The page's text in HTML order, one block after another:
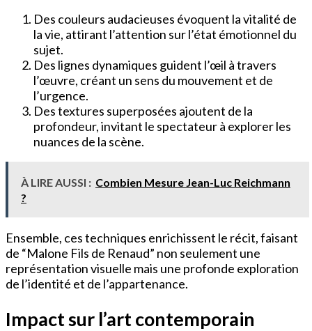
Des couleurs audacieuses évoquent la vitalité de
la vie, attirant l’attention sur l’état émotionnel du
sujet.
Des lignes dynamiques guident l’œil à travers
l’œuvre, créant un sens du mouvement et de
l’urgence.
Des textures superposées ajoutent de la
profondeur, invitant le spectateur à explorer les
nuances de la scène.
À LIRE AUSSI : Combien Mesure Jean-Luc Reichmann
?
Ensemble, ces techniques enrichissent le récit, faisant
de “Malone Fils de Renaud” non seulement une
représentation visuelle mais une profonde exploration
de l’identité et de l’appartenance.
Impact sur l’art contemporain